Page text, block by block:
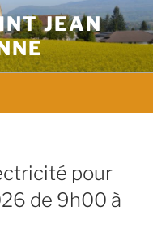
JEAN
pour
de 9h00 à